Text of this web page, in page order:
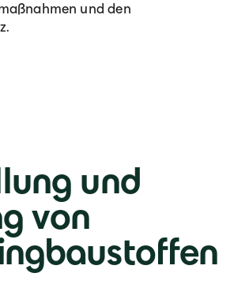
und den
und
von